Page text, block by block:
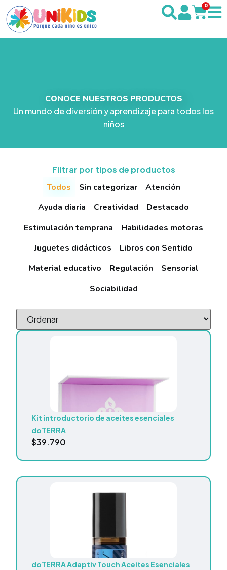
0
CONOCE NUESTROS PRODUCTOS
Un mundo de diversión y aprendizaje para todos los
niños
Filtrar por tipos de productos
Sin categorizar
Atención
Ayuda diaria
Creatividad
Destacado
Estimulación temprana
Habilidades motoras
Juguetes didácticos
Libros con Sentido
Material educativo
Regulación
Sensorial
Sociabilidad
Todos
Kit introductorio de aceites esenciales
doTERRA
$39.790
doTERRA Adaptiv Touch Aceites Esenciales